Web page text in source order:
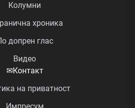
Колумни
хроника
допрен глас
Видео
✉Контакт
на приватност